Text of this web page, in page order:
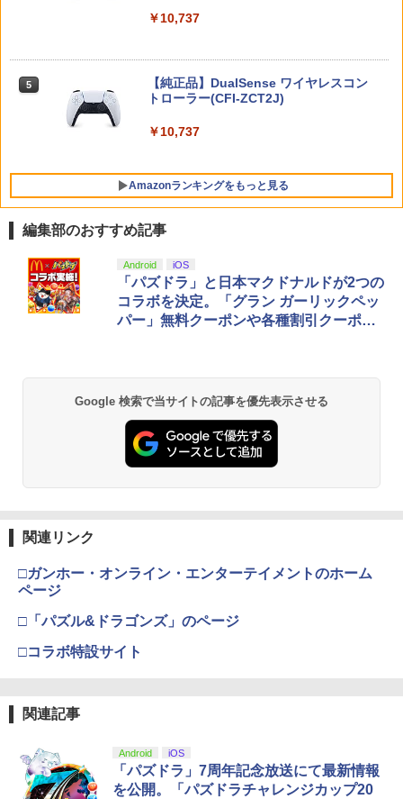
5
￥8,582
典】コスチューム「ララ・クロフト・サ
バイバー(仮)」（ゲーム内コンテンツ）)
￥7,012
onic REAL
￥1,250
￥4,976
ンラインコード版
￥10,737
5
【純正品】DualSense ワイヤレスコン
トローラー(CFI-ZCT2J)
￥10,737
Amazonランキングをもっと見る
1
【純正品】Xbox ワイヤレス コントロー
ラー + USB-C® ケーブル
￥8,300
2
【純正品】Xbox ワイヤレス コントロー
ラー (ロボット ホワイト)
￥7,681
【純正品】Xbox ワイヤレス コントロー
B-C ケーブル
マスター TH8S シフター - PC、PS4、P
S5、PS5 Pro、Xbox One、Xbox Serie
s X|S 対応の高精度 H パターン シフター
1
劇場版「鬼滅の刃」無限城編 第一章 猗
窩座再来 通常版 [Blu-ray]
￥3,982
劇場版「鬼滅の刃」無限城編 第一章 猗
窩座再来 通常版 [DVD]
￥3,523
(オリジナル特典:オリジナル巾着＋メー
カー特典:【坤と離】二振りの剣、十翼よ
ボード付) [Blu-ray]
4
￥8,698
編集部のおすすめ記事
Android iOS
「パズドラ」と日本マクドナルドが2つの
コラボを決定。「グラン ガーリックペッ
パー」無料クーポンや各種割引クーポン
Google 検索で当サイトの記事を優先表示させる
関連リンク
□ガンホー・オンライン・エンターテイメントのホーム
ページ
□「パズル&ドラゴンズ」のページ
□コラボ特設サイト
関連記事
Android iOS
「パズドラ」7周年記念放送にて最新情報
を公開。「パズドラチャレンジカップ20